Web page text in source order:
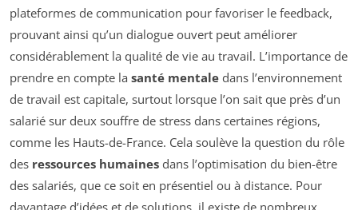
plateformes de communication pour favoriser le feedback,
prouvant ainsi qu’un dialogue ouvert peut améliorer
considérablement la qualité de vie au travail. L’importance de
prendre en compte la santé mentale dans l’environnement
de travail est capitale, surtout lorsque l’on sait que près d’un
salarié sur deux souffre de stress dans certaines régions,
comme les Hauts-de-France. Cela soulève la question du rôle
des ressources humaines dans l’optimisation du bien-être
des salariés, que ce soit en présentiel ou à distance. Pour
davantage d’idées et de solutions, il existe de nombreux